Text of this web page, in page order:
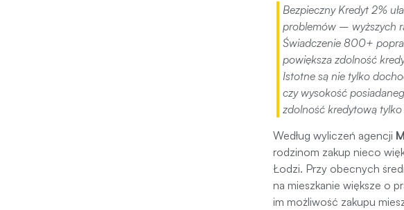
Bezpieczny Kredyt 2%
problemów – wyższych
Świadczenie 800+
powiększa zdolność
Istotne są nie tylko
czy wysokość
zdolność kredytową
Według wyliczeń agencji
rodzinom zakup nieco
Łodzi. Przy obecnych
na mieszkanie większe o
im możliwość zakupu